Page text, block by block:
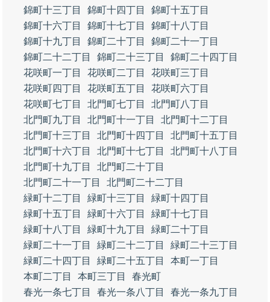
錦町十三丁目
錦町十四丁目
錦町十五丁目
錦町十六丁目
錦町十七丁目
錦町十八丁目
錦町十九丁目
錦町二十丁目
錦町二十一丁目
錦町二十二丁目
錦町二十三丁目
錦町二十四丁目
花咲町一丁目
花咲町二丁目
花咲町三丁目
花咲町四丁目
花咲町五丁目
花咲町六丁目
花咲町七丁目
北門町七丁目
北門町八丁目
北門町九丁目
北門町十一丁目
北門町十二丁目
北門町十三丁目
北門町十四丁目
北門町十五丁目
北門町十六丁目
北門町十七丁目
北門町十八丁目
北門町十九丁目
北門町二十丁目
北門町二十一丁目
北門町二十二丁目
緑町十二丁目
緑町十三丁目
緑町十四丁目
緑町十五丁目
緑町十六丁目
緑町十七丁目
緑町十八丁目
緑町十九丁目
緑町二十丁目
緑町二十一丁目
緑町二十二丁目
緑町二十三丁目
緑町二十四丁目
緑町二十五丁目
本町一丁目
本町二丁目
本町三丁目
春光町
春光一条七丁目
春光一条八丁目
春光一条九丁目